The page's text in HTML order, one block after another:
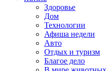
Здоровье
Дом
Технологии
Афиша недели
Авто
Отдых и туризм
Благое дело